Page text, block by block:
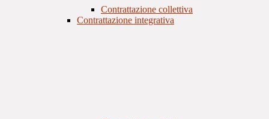
Contrattazione collettiva
Contrattazione integrativa